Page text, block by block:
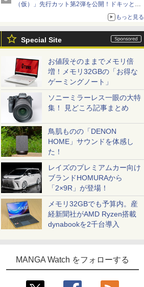
（仮）」先行カット第2弾を公開！ドキッとす
るランジェリーカットなど新たな挑戦
もっと見る
Special Site
お値段そのままでメモリ倍
増！メモリ32GBの「お得な
ゲーミングノート」
ソニーミラーレス一眼の大特
集！ 見どころ記事まとめ
鳥肌ものの「DENON
HOME」サウンドを体感し
た！
レイズのプレミアムカー向け
ブランドHOMURAから
「2×9R」が登場！
メモリ32GBでも予算内。産
経新聞社がAMD Ryzen搭載
dynabookを2千台導入
MANGA Watch をフォローする